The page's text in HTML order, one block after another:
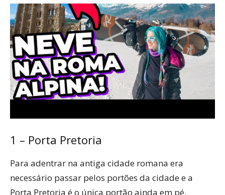
1 – Porta Pretoria
Para adentrar na antiga cidade romana era
necessário passar pelos portões da cidade e a
Porta Pretoria é o única portão ainda em pé.